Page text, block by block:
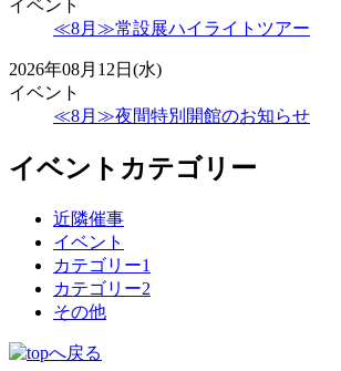
イベント
≪8月≫常設展ハイライトツアー
2026年08月12日(水)
イベント
≪8月≫夜間特別開館のお知らせ
イベントカテゴリー
近隣催事
イベント
カテゴリー1
カテゴリー2
その他